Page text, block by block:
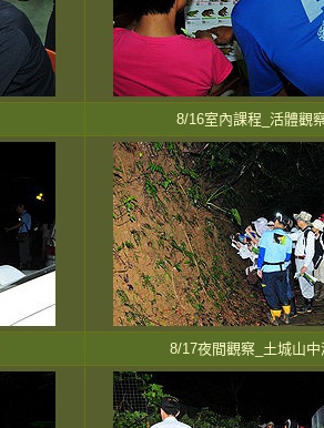
8/16室內課程_活體觀
8/17夜間觀察_土城山中